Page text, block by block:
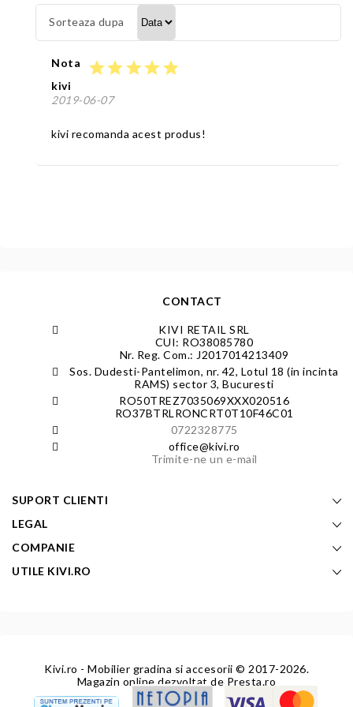
Sorteaza dupa
Nota starstarstarstarstar
kivi
2019-06-07
kivi recomanda acest produs!
CONTACT
KIVI RETAIL SRL
CUI: RO38085780
Nr. Reg. Com.: J2017014213409
Sos. Dudesti-Pantelimon, nr. 42, Lotul 18 (in incinta
RAMS) sector 3, Bucuresti
RO50TREZ7035069XXX020516
RO37BTRLRONCRT0T10F46C01
0722328775
office@kivi.ro
Trimite-ne un e-mail
SUPORT CLIENTI
LEGAL
COMPANIE
UTILE KIVI.RO
Kivi.ro - Mobilier gradina si accesorii © 2017-2026.
Magazin online dezvoltat de Presta.ro